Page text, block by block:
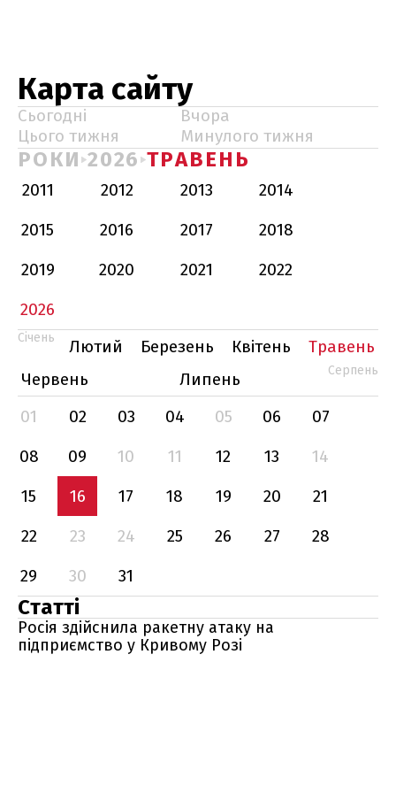
Карта сайту
Сьогодні
Вчора
Цього тижня
Минулого тижня
РОКИ 2026 ТРАВЕНЬ
2011 2012 2013
2014
2015
2016 2017
2018
2019
2020 2021
2022
2026
Січень Лютий Березень Квітень
Травень
Червень
Липень Серпень
01 02 03 04 05 06
07
08
09 10 11 12 13
14
15
16 17 18 19 20
21
22
23 24 25 26 27
28
29
30 31
Статті
Росія здійснила ракетну атаку на
підприємство у Кривому Розі